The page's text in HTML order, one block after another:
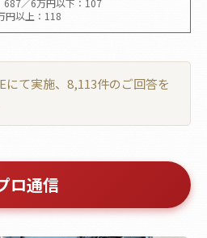
687／6万円以下：107
円以上：118
にて実施、8,113件のご回答を
ロ通信